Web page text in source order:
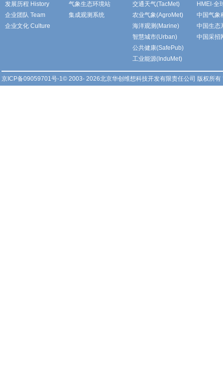
发展历程 History
企业团队 Team
企业文化 Culture
气象生态环境站
集成观测系统
交通天气(TacMet)
农业气象(AgroMet)
海洋观测(Marine)
智慧城市(Urban)
公共健康(SafePub)
工业能源(InduMet)
HMEI·全
中国气象
中国生态
中国采招
京ICP备09059701号-1© 2003- 2026北京华创维想科技开发有限责任公司 版权所有